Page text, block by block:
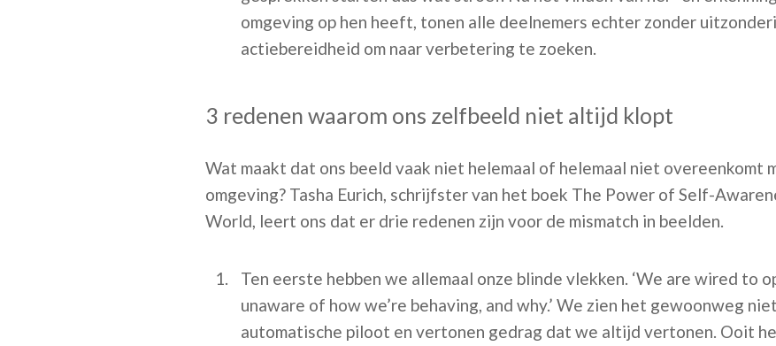
omgeving op hen heeft, tonen alle deelnemers echter zonder
actiebereidheid om naar verbetering te zoeken.
3 redenen waarom ons zelfbeeld niet altijd klopt
Wat maakt dat ons beeld vaak niet helemaal of helemaal niet overeenkomt
omgeving? Tasha Eurich, schrijfster van het boek The Power of Self-
World, leert ons dat er drie redenen zijn voor de mismatch in beelden.
Ten eerste hebben we allemaal onze blinde vlekken. ‘We are wired to
unaware of how we’re behaving, and why.’ We zien het gewoonweg
automatische piloot en vertonen gedrag dat we altijd vertonen. Ooit